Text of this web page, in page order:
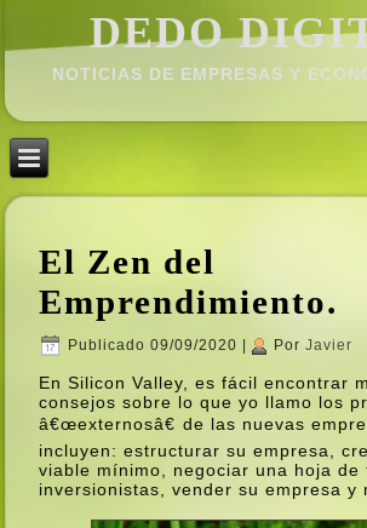
DEDO
NOTICIAS DE EMPRESAS Y
El Zen del
Emprendimiento.
Publicado 09/09/2020 Por Javier
En Silicon Valley, es fácil encontrar
consejos sobre lo que yo llamo los
â€œexternosâ€ de las nuevas
incluyen: estructurar su empresa,
viable mí­nimo, negociar una hoja de
inversionistas, vender su empresa y